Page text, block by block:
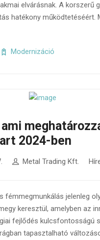
elvárásnak. A korszerű
hatékony működtetéséért.
Modernizáció
2024-ben
Metal Trading Kft.
fémmegmunkálás jelenleg
keresztül, amelyben az
fejlődés kulcsfontosságú
tapasztalható